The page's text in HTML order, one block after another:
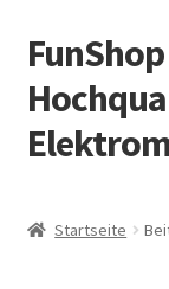
Zur
Navigation
springen
Zum
Inhalt
springen
Startseite